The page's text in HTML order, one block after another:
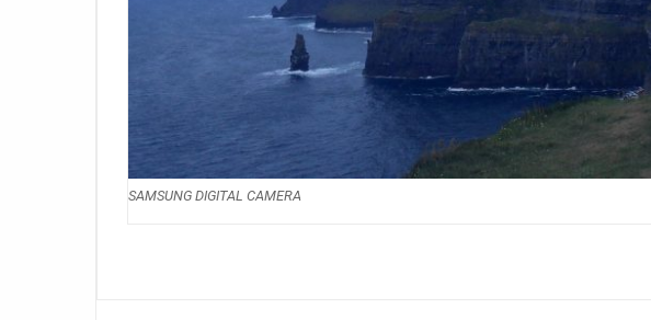
SAMSUNG DIGITAL CAMERA